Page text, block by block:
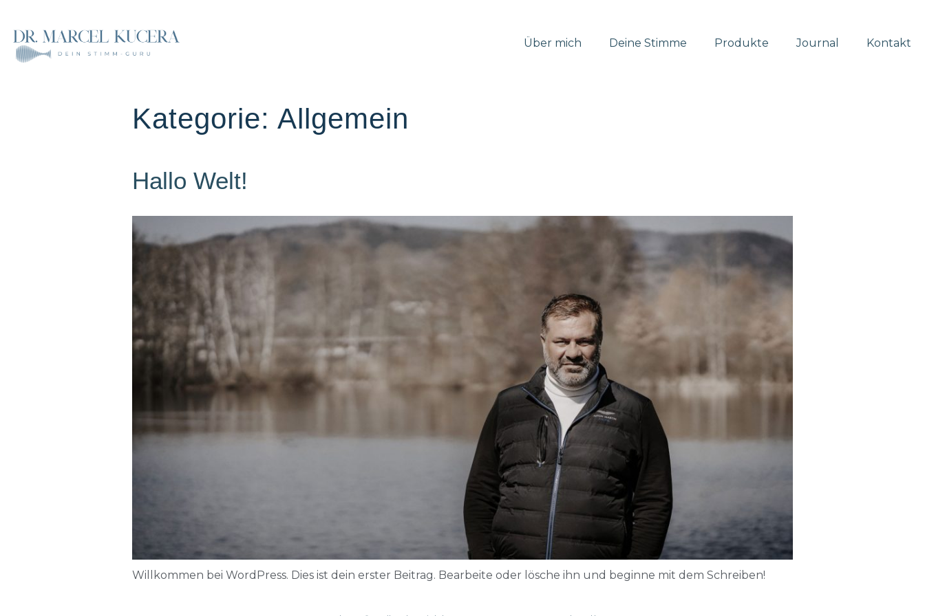
Über mich Deine Stimme Produkte Journal Kontakt
Kategorie: Allgemein
Hallo Welt!
Willkommen bei WordPress. Dies ist dein erster Beitrag. Bearbeite oder lösche ihn und beginne mit dem Schreiben!